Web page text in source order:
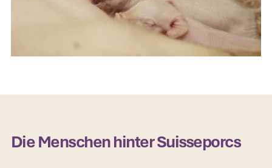
Die Menschen hinter Suisseporcs